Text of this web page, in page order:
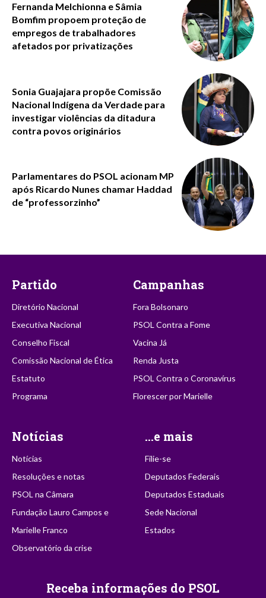
Fernanda Melchionna e Sâmia
Bomfim propoem proteção de
empregos de trabalhadores
afetados por privatizações
Sonia Guajajara propõe Comissão
Nacional Indígena da Verdade para
investigar violências da ditadura
contra povos originários
Parlamentares do PSOL acionam MP
após Ricardo Nunes chamar Haddad
de “professorzinho”
Partido
Diretório Nacional
Executiva Nacional
Conselho Fiscal
Comissão Nacional de Ética
Estatuto
Programa
Campanhas
Fora Bolsonaro
PSOL Contra a Fome
Vacina Já
Renda Justa
PSOL Contra o Coronavírus
Florescer por Marielle
Notícias
Notícias
Resoluções e notas
PSOL na Câmara
Fundação Lauro Campos e
Marielle Franco
Observatório da crise
...e mais
Filie-se
Deputados Federais
Deputados Estaduais
Sede Nacional
Estados
Receba informações do PSOL